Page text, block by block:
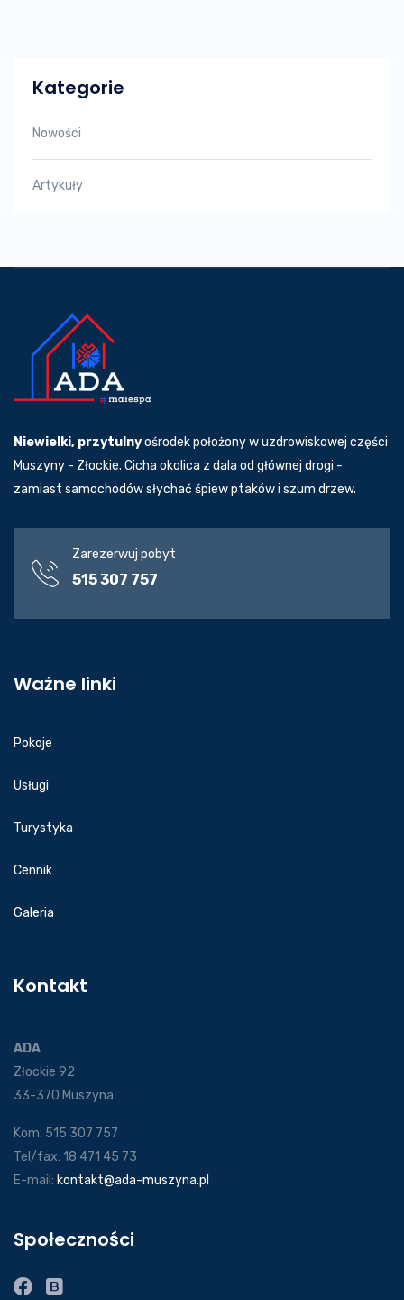
Kategorie
Nowości
Artykuły
Niewielki, przytulnyośrodek położony w uzdrowiskowej części
Muszyny - Złockie. Cicha okolica z dala od głównej drogi -
zamiast samochodów słychać śpiew ptaków i szum drzew.
Zarezerwuj pobyt
515 307 757
Ważne linki
Pokoje
Usługi
Turystyka
Cennik
Galeria
Kontakt
ADA
Złockie 92
33-370 Muszyna
Kom: 515 307 757
Tel/fax: 18 471 45 73
E-mail: kontakt@ada-muszyna.pl
Społeczności